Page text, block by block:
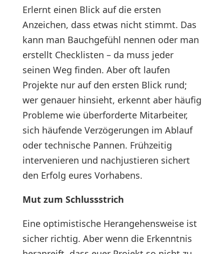
Erlernt einen Blick auf die ersten
Anzeichen, dass etwas nicht stimmt. Das
kann man Bauchgefühl nennen oder man
erstellt Checklisten – da muss jeder
seinen Weg finden. Aber oft laufen
Projekte nur auf den ersten Blick rund;
wer genauer hinsieht, erkennt aber häufig
Probleme wie überforderte Mitarbeiter,
sich häufende Verzögerungen im Ablauf
oder technische Pannen. Frühzeitig
intervenieren und nachjustieren sichert
den Erfolg eures Vorhabens.
Mut zum Schlussstrich
Eine optimistische Herangehensweise ist
sicher richtig. Aber wenn die Erkenntnis